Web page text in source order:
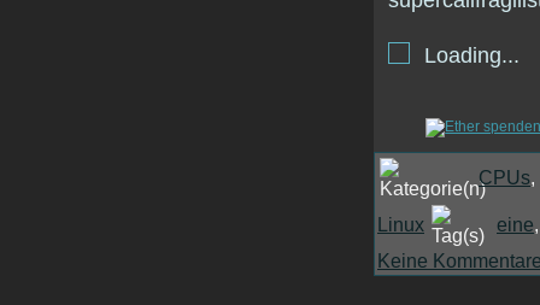
Loading...
CPUs,
Linux eine
Keine